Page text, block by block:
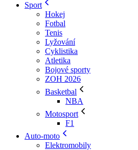
Sport
Hokej
Fotbal
Tenis
Lyžování
Cyklistika
Atletika
Bojové sporty
ZOH 2026
Basketbal
NBA
Motosport
F1
Auto-moto
Elektromobily